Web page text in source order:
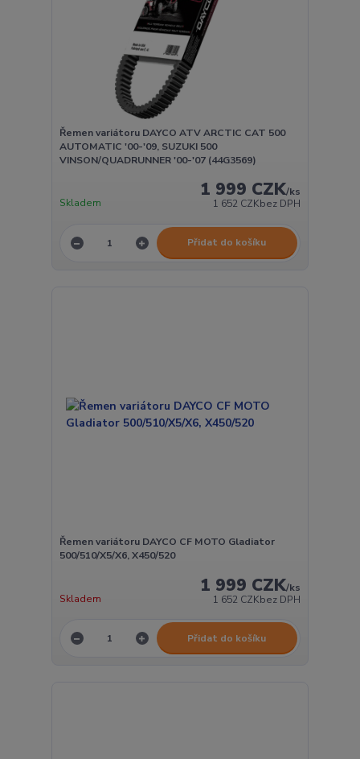
Řemen variátoru DAYCO ATV ARCTIC CAT 500
AUTOMATIC '00-'09, SUZUKI 500
VINSON/QUADRUNNER '00-'07 (44G3569)
1 999 CZK/ks
1 652 CZKbez DPH
Skladem
Přidat do košíku
Řemen variátoru DAYCO CF MOTO Gladiator
500/510/X5/X6, X450/520
1 999 CZK/ks
1 652 CZKbez DPH
Skladem
Přidat do košíku